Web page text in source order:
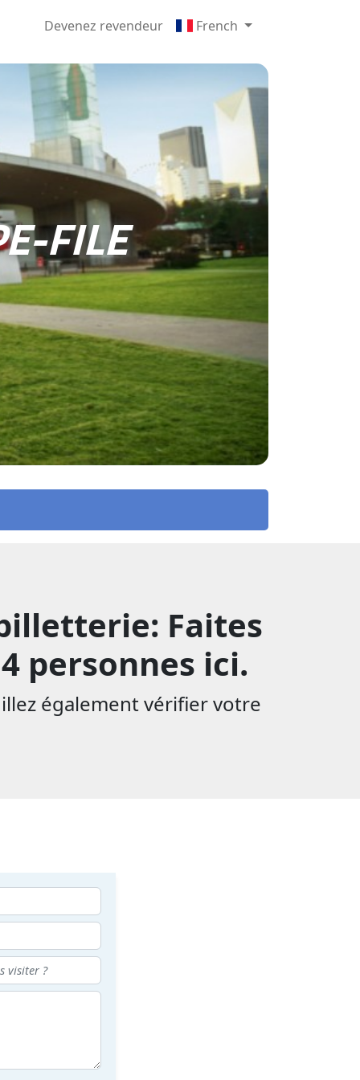
Devenez revendeur French
FILE
Faites
personnes ici.
également vérifier votre